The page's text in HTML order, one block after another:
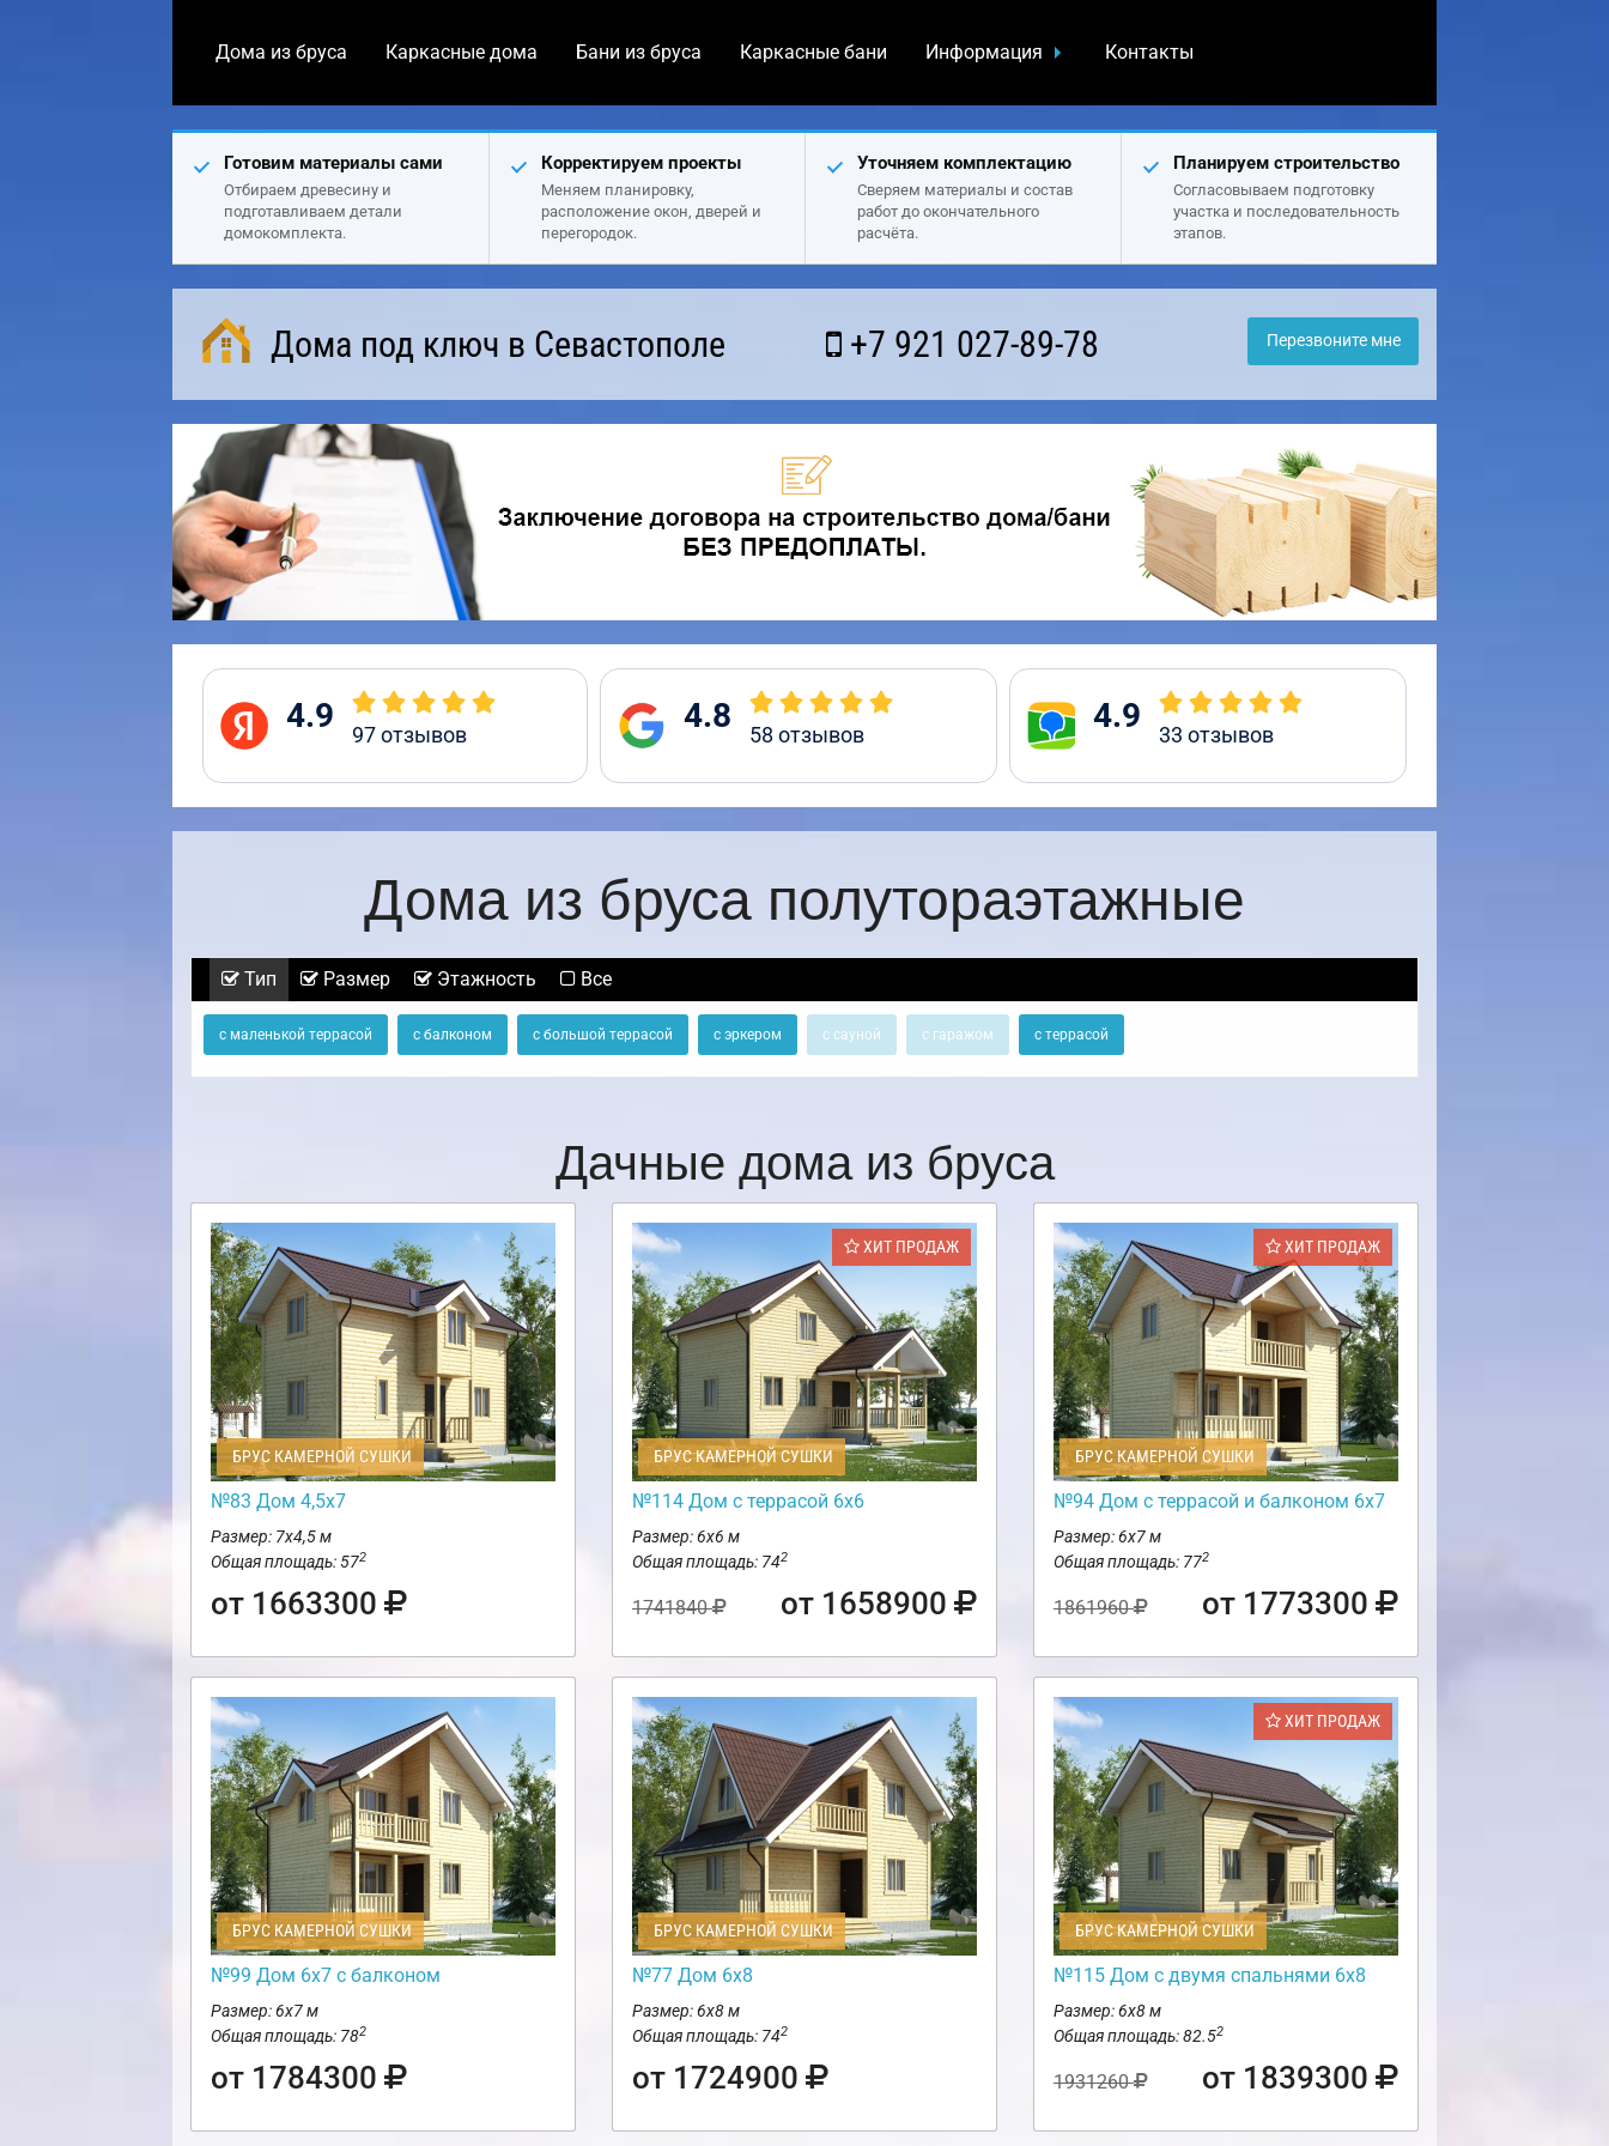
Дома из бруса Каркасные дома Бани из бруса Каркасные бани Информация Контакты
Готовим материалы сами
Отбираем древесину и
подготавливаем детали
домокомплекта.
Корректируем проекты
Меняем планировку,
расположение окон, дверей и
перегородок.
Уточняем комплектацию
Сверяем материалы и состав
работ до окончательного
расчёта.
Планируем строительство
Согласовываем подготовку
участка и последовательность
этапов.
Дома под ключ в Севастополе +7 921 027-89-78 Перезвоните мне
4.9 97отзывов 4.8 58 отзывов 4.9 33 отзывов
Дома из бруса полутораэтажные
Тип Размер Этажность Все
с маленькой террасой с балконом с большой террасой с эркером с сауной с гаражом с террасой
Дачные дома из бруса
БРУС КАМЕРНОЙ СУШКИ
№83 Дом 4,5х7
Размер: 7х4,5 м
Общая площадь: 572
от 1663300
ХИТ ПРОДАЖ
БРУС КАМЕРНОЙ СУШКИ
№114 Дом с террасой 6х6
Размер: 6х6 м
Общая площадь: 742
1741840 от 1658900
ХИТ ПРОДАЖ
БРУС КАМЕРНОЙ СУШКИ
№94 Дом с террасой и балконом 6х7
Размер: 6х7 м
Общая площадь: 772
1861960 от 1773300
БРУС КАМЕРНОЙ СУШКИ
№99 Дом 6х7 с балконом
Размер: 6х7 м
Общая площадь: 782
от 1784300
БРУС КАМЕРНОЙ СУШКИ
№77 Дом 6х8
Размер: 6х8 м
Общая площадь: 742
от 1724900
ХИТ ПРОДАЖ
БРУС КАМЕРНОЙ СУШКИ
№115 Дом с двумя спальнями 6х8
Размер: 6х8 м
Общая площадь: 82.52
1931260 от 1839300